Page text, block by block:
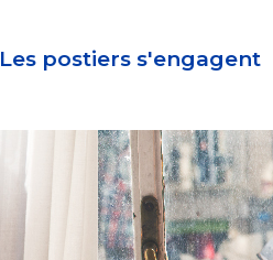
Les postiers s'engagent